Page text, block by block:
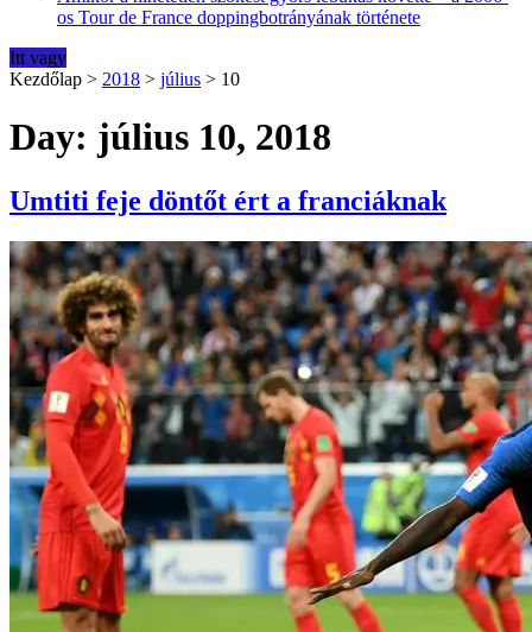
os Tour de France doppingbotrányának története
Itt vagy
Kezdőlap > 2018 > július > 10
Day: július 10, 2018
Umtiti feje döntőt ért a franciáknak